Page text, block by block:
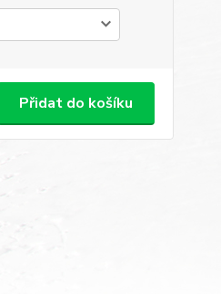
Přidat do košíku